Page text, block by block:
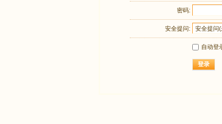
密码:
安全提问:
自动登
登录